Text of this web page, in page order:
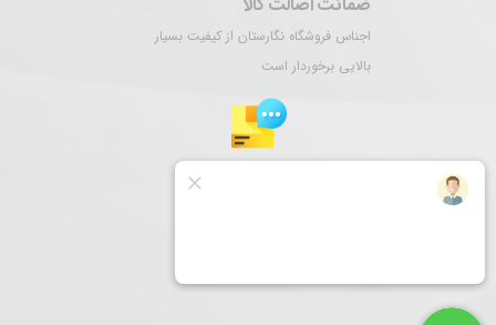
اجناس فروشگاه نگارستان از کیفیت بسیار
بالایی برخوردار است